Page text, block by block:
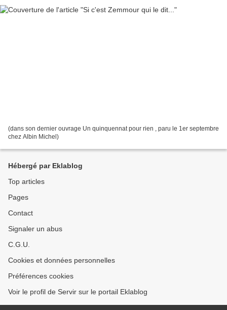
(dans son dernier ouvrage Un quinquennat pour rien , paru le 1er septembre
chez Albin Michel)
Hébergé par Eklablog
Top articles
Pages
Contact
Signaler un abus
C.G.U.
Cookies et données personnelles
Préférences cookies
Voir le profil de Servir sur le portail Eklablog